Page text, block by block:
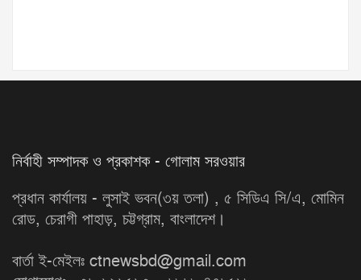
নির্বাহী সম্পাদক ও প্রকাশক - গোলাম সরওয়ার
প্রধান কার্যালয় - লুসাই ভবন(৩য় তলা) , ৫ সিডিএ সি/এ, মোমিন
রোড, চেরাগী পাহাড়, চট্টগ্রাম, বাংলাদেশ।
বার্তা ই-মেইলঃ ctnewsbd@gmail.com